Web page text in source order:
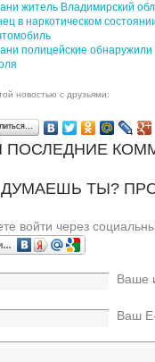
житель Владимирский
в наркотическом
полицейские обнаружили
новостью с друзьями:
ПОСЛЕДНИЕ
ДУМАЕШЬ ТЫ?
войти через
Ваше
Ваш